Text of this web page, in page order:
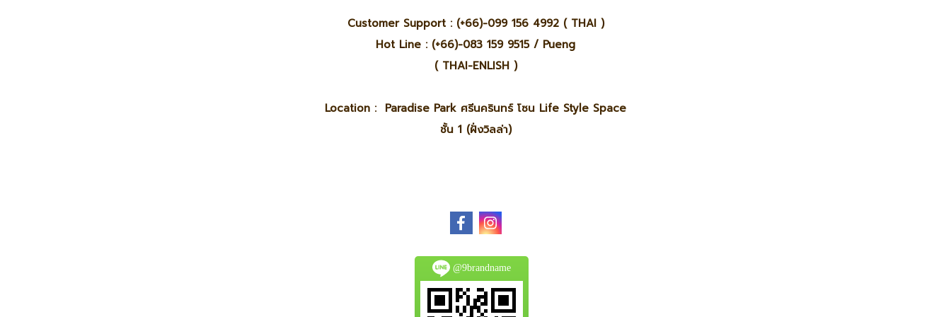
Customer Support : (+66)-099 156 4992 ( THAI )
Hot Line : (+66)-083 159 9515 / Pueng
( THAI-ENLISH )
Location : Paradise Park ศรีนครินทร์ โซน Life Style Space
ชั้น 1 (ฝั่งวิลล่า)
@9brandname